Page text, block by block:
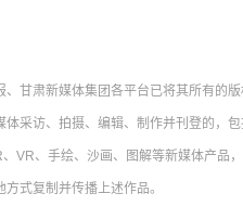
甘肃新媒体集团各平台已将其所有的
采访、拍摄、编辑、制作并刊登的，
VR、手绘、沙画、图解等新媒体产品
式复制并传播上述作品。